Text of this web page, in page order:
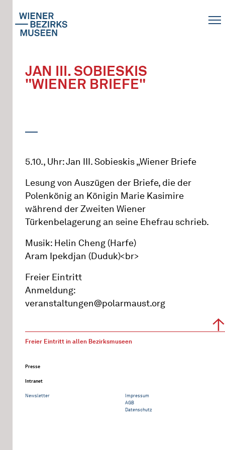
JAN III. SOBIESKIS
"WIENER BRIEFE"
5.10., Uhr: Jan III. Sobieskis „Wiener Briefe
Lesung von Auszügen der Briefe, die der
Polenkönig an Königin Marie Kasimire
während der Zweiten Wiener
Türkenbelagerung an seine Ehefrau schrieb.
Musik: Helin Cheng (Harfe)
Aram Ipekdjan (Duduk)<br>
Freier Eintritt
Anmeldung:
veranstaltungen@polarmaust.org
Freier Eintritt in allen Bezirksmuseen
Presse
Intranet
Newsletter
Impressum
AGB
Datenschutz